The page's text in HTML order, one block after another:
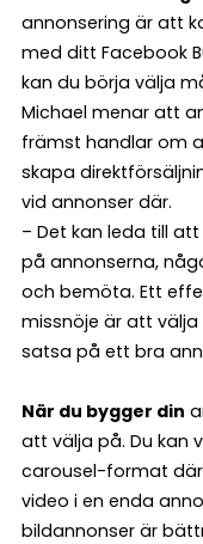
annonsering är att
med ditt Facebook
kan du börja välja
Michael menar att
främst handlar om
skapa
vid annonser där.
– Det kan leda till
på annonserna,
och bemöta. Ett
missnöje är att
satsa på ett bra
När du bygger din
att välja på. Du kan
carousel-format
video i en enda
bildannonser är